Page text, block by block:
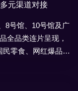
元渠道对接
8号馆、10号馆及广
全品类连片呈现，
零食、网红爆品到